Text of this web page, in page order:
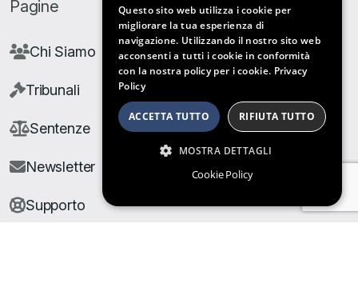
Pagine
Chi Siamo
Tribunali
Sentenze
Newsletter
Supporto
Questo sito web utilizza i cookie per
migliorare la tua esperienza di
navigazione. Utilizzando il nostro sito web
acconsenti a tutti i cookie in conformità
con la nostra policy per i cookie. Privacy
Policy
ACCETTA TUTTO RIFIUTA TUTTO
MOSTRA DETTAGLI
Cookie Policy